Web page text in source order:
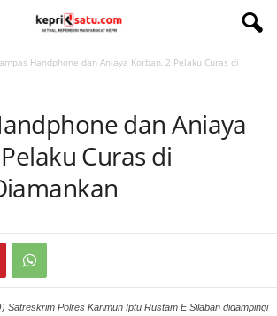
Handphone dan Aniaya Korban, 2 Pelaku Curas di
dan Aniaya
Curas di
Satreskrim Polres Karimun Iptu Rustam E Silaban didampingi